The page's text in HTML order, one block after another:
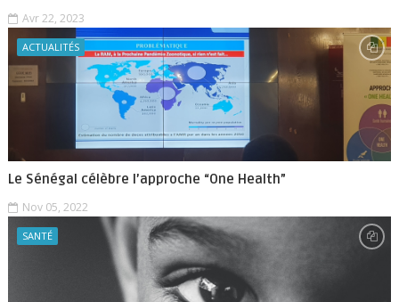
Avr 22, 2023
ACTUALITÉS
Le Sénégal célèbre l’approche “One Health”
Nov 05, 2022
SANTÉ